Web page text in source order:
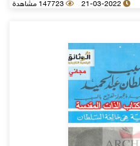
21-03-2022 147723 مشاهدة